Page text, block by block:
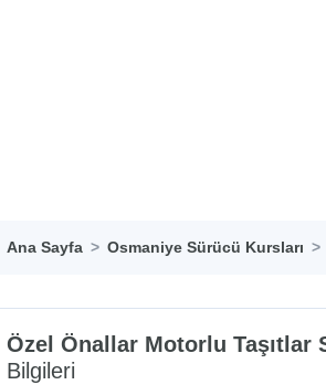
Ana Sayfa Osmaniye Sürücü Kursları
Özel Önallar Motorlu Taşıtlar
Bilgileri